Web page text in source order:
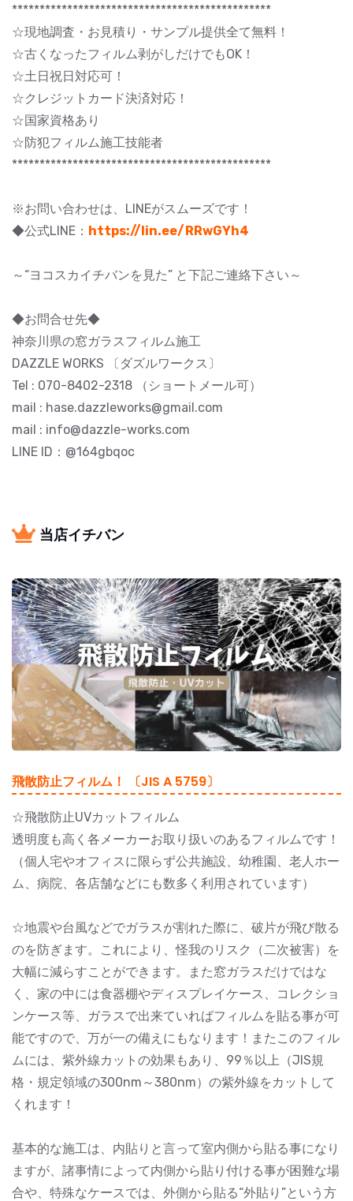
***********************************************
☆現地調査・お見積り・サンプル提供全て無料！
☆古くなったフィルム剥がしだけでもOK！
☆土日祝日対応可！
☆クレジットカード決済対応！
☆国家資格あり
☆防犯フィルム施工技能者
***********************************************
※お問い合わせは、LINEがスムーズです！
◆公式LINE： https://lin.ee/RRwGYh4
～“ヨコスカイチバンを見た” と下記ご連絡下さい～
◆お問合せ先◆
神奈川県の窓ガラスフィルム施工
DAZZLE WORKS 〔ダズルワークス〕
Tel : 070-8402-2318 （ショートメール可）
mail : hase.dazzleworks@gmail.com
mail : info@dazzle-works.com
LINE ID：@164gbqoc
当店イチバン
飛散防止フィルム！ 〔JIS A 5759〕
☆飛散防止UVカットフィルム
透明度も高く各メーカーお取り扱いのあるフィルムです！
（個人宅やオフィスに限らず公共施設、幼稚園、老人ホー
ム、病院、各店舗などにも数多く利用されています）
☆地震や台風などでガラスが割れた際に、破片が飛び散る
のを防ぎます。これにより、怪我のリスク（二次被害）を
大幅に減らすことができます。また窓ガラスだけではな
く、家の中には食器棚やディスプレイケース、コレクショ
ンケース等、ガラスで出来ていればフィルムを貼る事が可
能ですので、万が一の備えにもなります！またこのフィル
ムには、紫外線カットの効果もあり、99％以上（JIS規
格・規定領域の300nm～380nm）の紫外線をカットして
くれます！
基本的な施工は、内貼りと言って室内側から貼る事になり
ますが、諸事情によって内側から貼り付ける事が困難な場
合や、特殊なケースでは、外側から貼る“外貼り”という方